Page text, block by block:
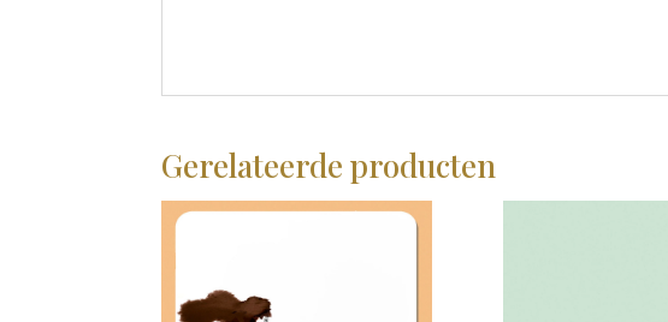
Gerelateerde producten